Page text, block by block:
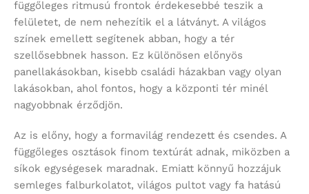
függőleges ritmusú frontok érdekesebbé teszik a
felületet, de nem nehezítik el a látványt. A világos
színek emellett segítenek abban, hogy a tér
szellősebbnek hasson. Ez különösen előnyös
panellakásokban, kisebb családi házakban vagy olyan
lakásokban, ahol fontos, hogy a központi tér minél
nagyobbnak érződjön.
Az is előny, hogy a formavilág rendezett és csendes. A
függőleges osztások finom textúrát adnak, miközben a
síkok egységesek maradnak. Emiatt könnyű hozzájuk
semleges falburkolatot, világos pultot vagy fa hatású